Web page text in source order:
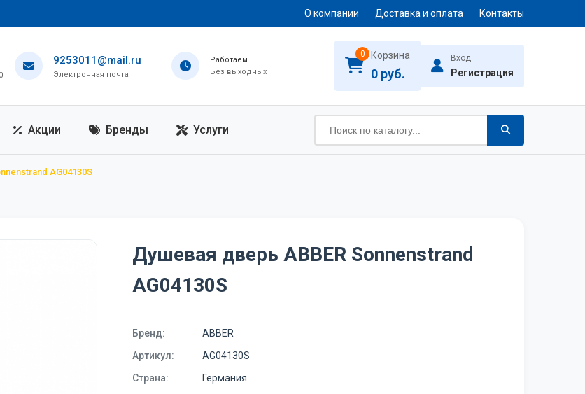
О компании Доставка и оплата Контакты
9253011@mail.ru
Электронная почта
Работаем
Без выходных
0 Корзина
0 руб.
Вход
Регистрация
Акции Бренды Услуги
AG04130S
Душевая дверь ABBER Sonnenstrand
AG04130S
Бренд:
ABBER
Артикул:
AG04130S
Страна:
Германия